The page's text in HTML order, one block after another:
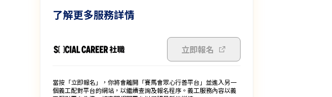
了解更多服務詳情
立即報名
當按「立即報名」，你將會離開「賽馬會眾心行善平台」並進入另一
個義工配對平台的網站，以繼續查詢及報名程序。義工服務內容以義